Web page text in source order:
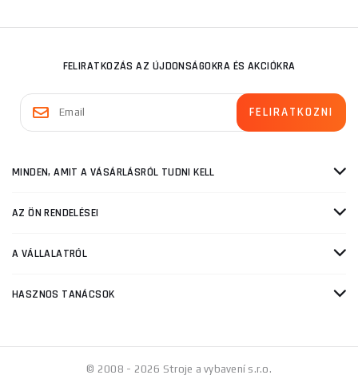
FELIRATKOZÁS AZ ÚJDONSÁGOKRA ÉS AKCIÓKRA
MINDEN, AMIT A VÁSÁRLÁSRÓL TUDNI KELL
AZ ÖN RENDELÉSEI
A VÁLLALATRÓL
HASZNOS TANÁCSOK
© 2008 - 2026 Stroje a vybavení s.r.o.